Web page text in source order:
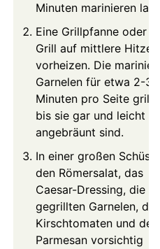
Minuten marinieren
Eine Grillpfanne oder
Grill auf mittlere Hitze
vorheizen. Die
Garnelen für etwa 2-3
Minuten pro Seite
bis sie gar und leicht
angebräunt sind.
In einer großen
den Römersalat, das
Caesar-Dressing, die
gegrillten Garnelen, die
Kirschtomaten und den
Parmesan vorsichtig